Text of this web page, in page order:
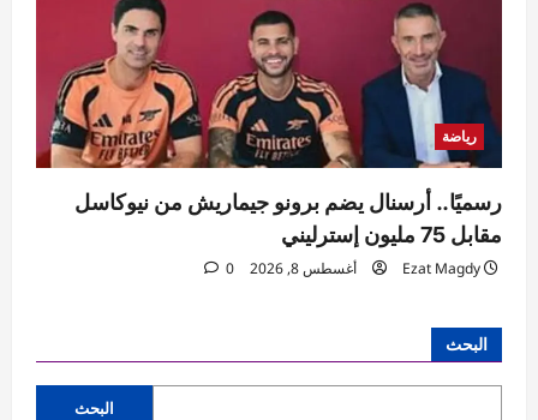
رياضة
رسميًا.. أرسنال يضم برونو جيماريش من نيوكاسل
مقابل 75 مليون إسترليني
Ezat Magdy أغسطس 8, 2026 0
البحث
البحث